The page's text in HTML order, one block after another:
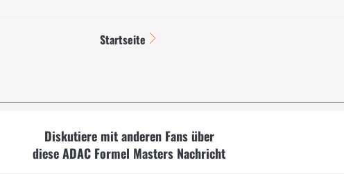
Startseite
Diskutiere mit anderen Fans über
diese ADAC Formel Masters Nachricht